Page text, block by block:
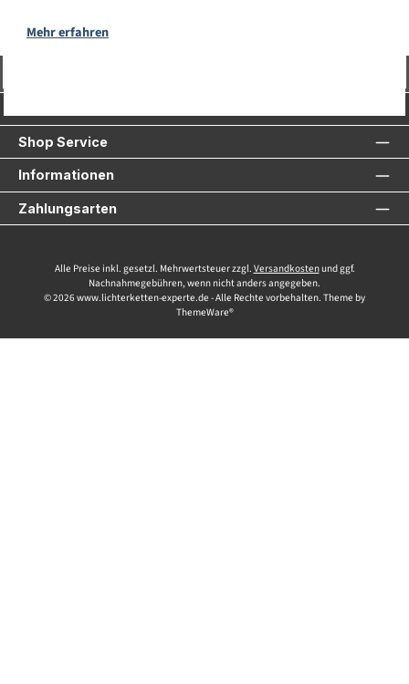
Mehr erfahren
Shop Service
Informationen
Zahlungsarten
Alle Preise inkl. gesetzl. Mehrwertsteuer zzgl. Versandkostenund ggf.
Nachnahmegebühren, wenn nicht anders angegeben.
© 2026 www.lichterketten-experte.de - Alle Rechte vorbehalten. Theme by
ThemeWare®